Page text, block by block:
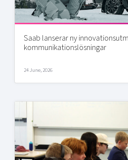
Saab lanserar ny
kommunikationslösningar
24 June, 2026